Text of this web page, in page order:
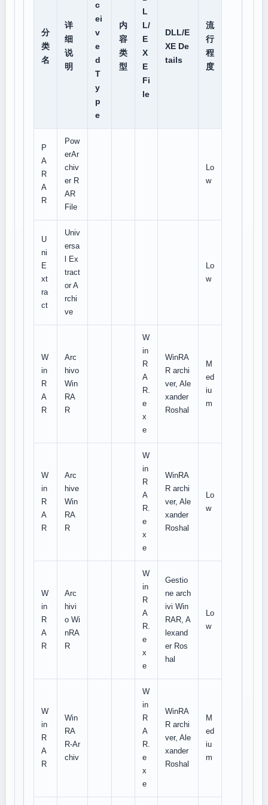
分
类
名
详
细
说
明
c
ei
v
e
d
T
y
p
e
内
容
类
型
L
L/
E
X
E
Fi
le
DLL/E
XE De
tails
流
行
程
度
P
A
R
A
R
Pow
erAr
chiv
er R
AR
File
Lo
w
U
ni
E
xt
ra
ct
Univ
ersa
l Ex
tract
or A
rchi
ve
Lo
w
W
in
R
A
R
Arc
hivo
Win
RA
R
W
in
R
A
R.
e
x
e
WinRA
R archi
ver, Ale
xander
Roshal
M
ed
iu
m
W
in
R
A
R
Arc
hive
Win
RA
R
W
in
R
A
R.
e
x
e
WinRA
R archi
ver, Ale
xander
Roshal
Lo
w
W
in
R
A
R
Arc
hivi
o Wi
nRA
R
W
in
R
A
R.
e
x
e
Gestio
ne arch
ivi Win
RAR, A
lexand
er Ros
hal
Lo
w
W
in
R
A
R
Win
RA
R-Ar
chiv
W
in
R
A
R.
e
x
e
WinRA
R archi
ver, Ale
xander
Roshal
M
ed
iu
m